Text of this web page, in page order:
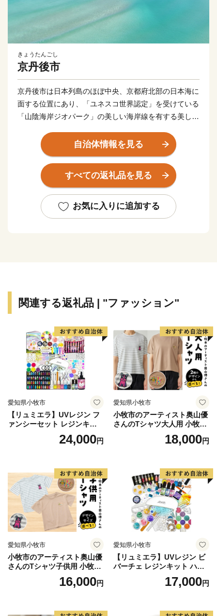
きょうたんごし
京丹後市
京丹後市は日本列島のほぼ中央、京都府北部の日本海に
面する位置にあり、「ユネスコ世界認定」を受けている
「山陰海岸ジオパーク」の美しい海岸線を有する美しい
ん」発祥の地でもあり、絹織物の生産量は日本一を誇り
★ABCテレビのニュース情報番組「news おかえり」
任せ干物セット が紹介されました！
👉お任せ干物セット
自治体情報を見る
すべての返礼品を見る
お気に入りに追加する
関連する返礼品 | "ファッション"
愛知県小牧市
【リュミエラ】UVレジン フ
ァンシーセット レジンキッ
ト ハンドメイド レジンクラ
フト アクセサリーキット 手
24,000円
愛知県小牧市
小牧市のアーティスト奥山優
さんのTシャツ大人用 小牧市
18,000円
愛知県小牧市
小牧市のアーティスト奥山優
さんのTシャツ子供用 小牧市
16,000円
愛知県小牧市
【リュミエラ】UVレジン ビ
バーチェ レジンキット ハン
ドメイド レジンクラフト ア
クセサリーキット 手作り セ
17,000円